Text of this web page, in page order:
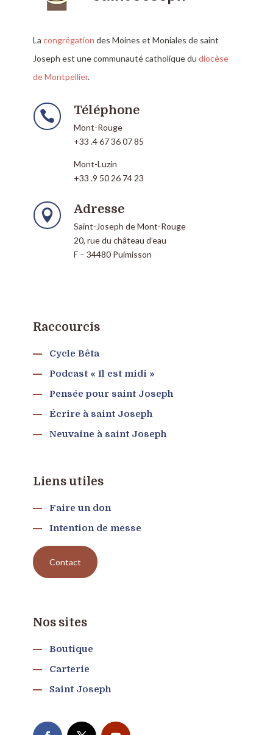
Lacongrégation des Moines et Moniales de saint
Joseph est une communauté catholique dudiocèse
de Montpellier.
 Téléphone
Mont-Rouge
+33 .4 67 36 07 85
Mont-Luzin
+33 .9 50 26 74 23
 Adresse
Saint-Joseph de Mont-Rouge
20, rue du château d’eau
F – 34480 Puimisson
Raccourcis
Cycle Bêta
Podcast « Il est midi »
Pensée pour saint Joseph
Écrire à saint Joseph
Neuvaine à saint Joseph
Liens utiles
Faire un don
Intention de messe
Contact
Nos sites
Boutique
Carterie
Saint Joseph